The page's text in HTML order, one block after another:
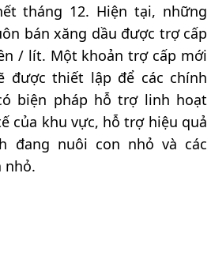
tháng 12. Hiện tại, những
bán xăng dầu được trợ cấp
/ lít. Một khoản trợ cấp mới
được thiết lập để các chính
biện pháp hỗ trợ linh hoạt
của khu vực, hỗ trợ hiệu quả
đang nuôi con nhỏ và các
nhỏ.